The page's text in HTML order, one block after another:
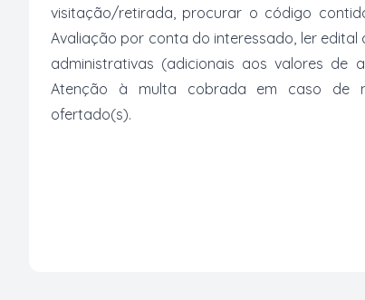
visitação/retirada, procurar o código
Avaliação por conta do interessado, ler
administrativas (adicionais aos valores de
Atenção à multa cobrada em caso de
ofertado(s).